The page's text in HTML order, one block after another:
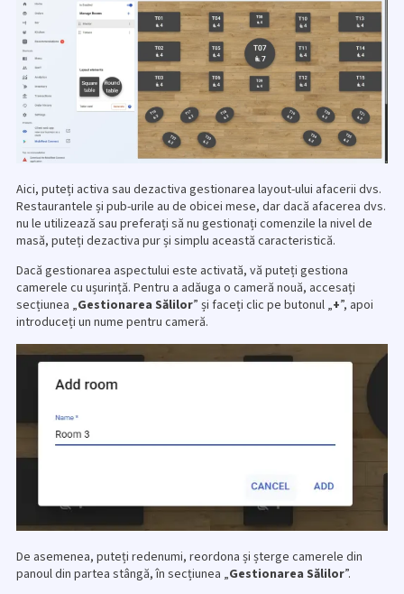
Aici, puteți activa sau dezactiva gestionarea layout-ului afacerii dvs.
Restaurantele și pub-urile au de obicei mese, dar dacă afacerea dvs.
nu le utilizează sau preferați să nu gestionați comenzile la nivel de
masă, puteți dezactiva pur și simplu această caracteristică.
Dacă gestionarea aspectului este activată, vă puteți gestiona
camerele cu ușurință. Pentru a adăuga o cameră nouă, accesați
secțiunea „Gestionarea Sălilor” și faceți clic pe butonul „+”, apoi
introduceți un nume pentru cameră.
De asemenea, puteți redenumi, reordona și șterge camerele din
panoul din partea stângă, în secțiunea „Gestionarea Sălilor”.